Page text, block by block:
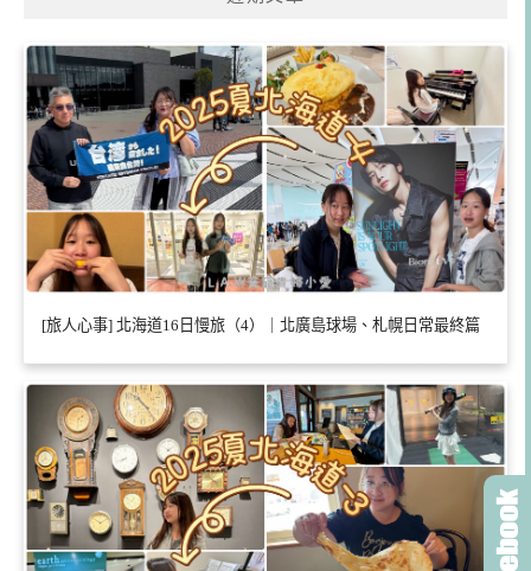
[旅人心事] 北海道16日慢旅（4）｜北廣島球場、札幌日常最終篇